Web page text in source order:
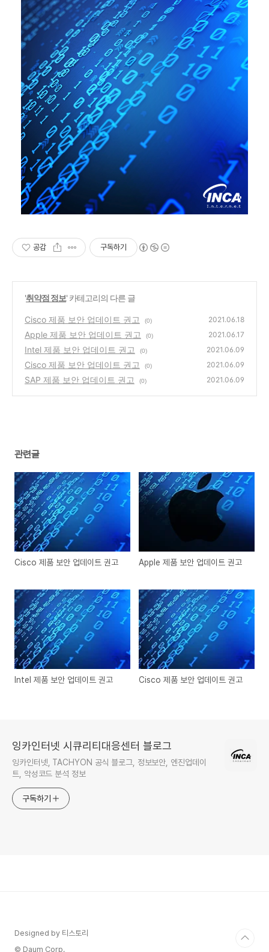
공감 구독하기
'취약점 정보' 카테고리의 다른 글
Cisco 제품 보안 업데이트 권고 (0) 2021.06.18
Apple 제품 보안 업데이트 권고 (0) 2021.06.17
Intel 제품 보안 업데이트 권고 (0) 2021.06.09
Cisco 제품 보안 업데이트 권고 (0) 2021.06.09
SAP 제품 보안 업데이트 권고 (0) 2021.06.09
관련글
Cisco 제품 보안 업데이트 권고 Apple 제품 보안 업데이트 권고
Intel 제품 보안 업데이트 권고 Cisco 제품 보안 업데이트 권고
잉카인터넷 시큐리티대응센터 블로그
잉카인터넷, TACHYON 공식 블로그, 정보보안, 엔진업데이
트, 악성코드 분석 정보
구독하기
Designed by 티스토리
© Daum Corp.